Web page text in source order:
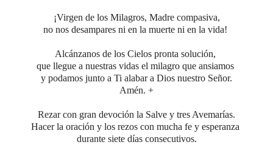
¡Virgen de los Milagros, Madre compasiva,
no nos desampares ni en la muerte ni en la vida!
Alcánzanos de los Cielos pronta solución,
que llegue a nuestras vidas el milagro que ansiamos
y podamos junto a Ti alabar a Dios nuestro Señor.
Amén. +
Rezar con gran devoción la Salve y tres Avemarías.
Hacer la oración y los rezos con mucha fe y esperanza
durante siete días consecutivos.